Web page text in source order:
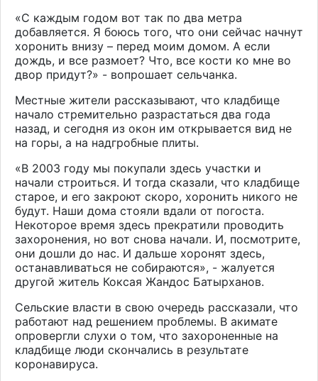
«С каждым годом вот так по два метра
добавляется. Я боюсь того, что они сейчас начнут
хоронить внизу – перед моим домом. А если
дождь, и все размоет? Что, все кости ко мне во
двор придут?» - вопрошает сельчанка.
Местные жители рассказывают, что кладбище
начало стремительно разрастаться два года
назад, и сегодня из окон им открывается вид не
на горы, а на надгробные плиты.
«В 2003 году мы покупали здесь участки и
начали строиться. И тогда сказали, что кладбище
старое, и его закроют скоро, хоронить никого не
будут. Наши дома стояли вдали от погоста.
Некоторое время здесь прекратили проводить
захоронения, но вот снова начали. И, посмотрите,
они дошли до нас. И дальше хоронят здесь,
останавливаться не собираются», - жалуется
другой житель Коксая Жандос Батырханов.
Сельские власти в свою очередь рассказали, что
работают над решением проблемы. В акимате
опровергли слухи о том, что захороненные на
кладбище люди скончались в результате
коронавируса.